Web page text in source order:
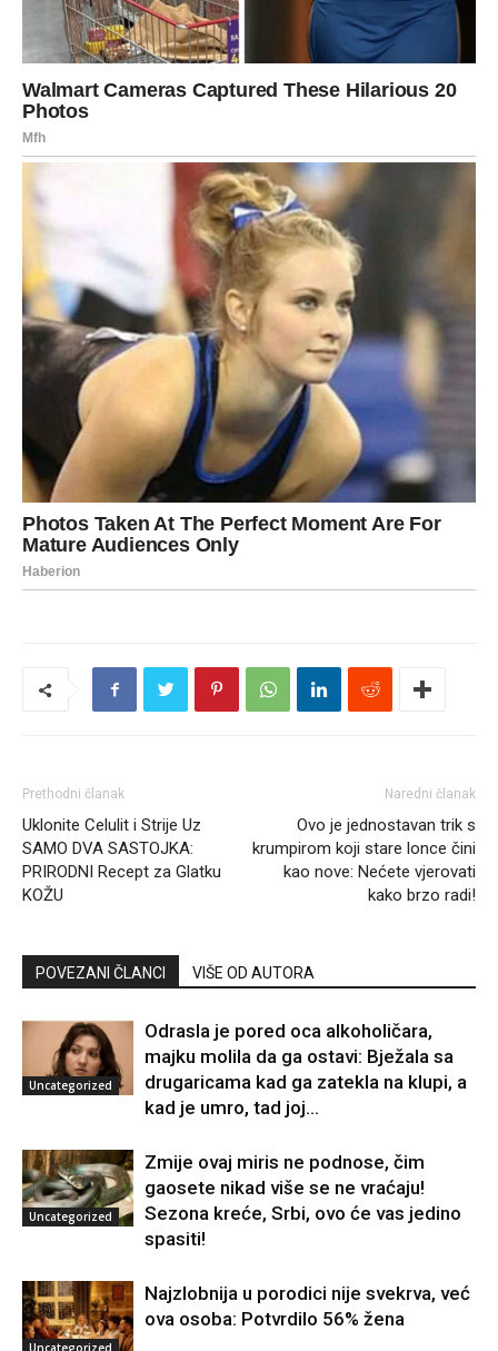
Prethodni članak
Uklonite Celulit i Strije Uz
SAMO DVA SASTOJKA:
PRIRODNI Recept za Glatku
KOŽU
Naredni članak
Ovo je jednostavan trik s
krumpirom koji stare lonce čini
kao nove: Nećete vjerovati
kako brzo radi!
POVEZANI ČLANCI VIŠE OD AUTORA
Uncategorized
Odrasla je pored oca alkoholičara,
majku molila da ga ostavi: Bježala sa
drugaricama kad ga zatekla na klupi, a
kad je umro, tad joj...
Uncategorized
Zmije ovaj miris ne podnose, čim
gaosete nikad više se ne vraćaju!
Sezona kreće, Srbi, ovo će vas jedino
spasiti!
Uncategorized
Najzlobnija u porodici nije svekrva, već
ova osoba: Potvrdilo 56% žena